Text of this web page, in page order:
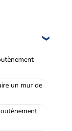
un mur de